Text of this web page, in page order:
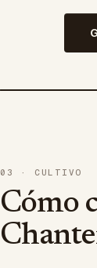
03 · CULTIVO
Cómo